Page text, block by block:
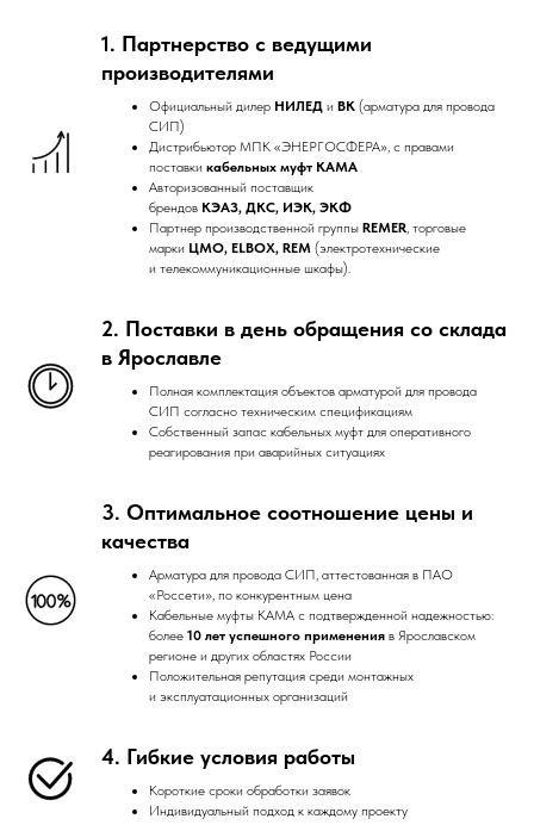
1. Партнерство с ведущими
производителями
Официальный дилер НИЛЕД и ВК (арматура для провода
СИП)
Дистрибьютор МПК «ЭНЕРГОСФЕРА», с правами
поставки кабельных муфт КАМА
Авторизованный поставщик
брендов КЭАЗ, ДКС, ИЭК, ЭКФ
Партнер производственной группы REMER, торговые
марки ЦМО, ELBOX, REM (электротехнические
и телекоммуникационные шкафы).
2. Поставки в день обращения со склада
в Ярославле
Полная комплектация объектов арматурой для провода
СИП согласно техническим спецификациям
Собственный запас кабельных муфт для оперативного
реагирования при аварийных ситуациях
3. Оптимальное соотношение цены и
качества
Арматура для провода СИП, аттестованная в ПАО
«Россети», по конкурентным цена
Кабельные муфты КАМА с подтвержденной надежностью:
более 10 лет успешного применения в Ярославском
регионе и других областях России
Положительная репутация среди монтажных
и эксплуатационных организаций
4. Гибкие условия работы
Короткие сроки обработки заявок
Индивидуальный подход к каждому проекту